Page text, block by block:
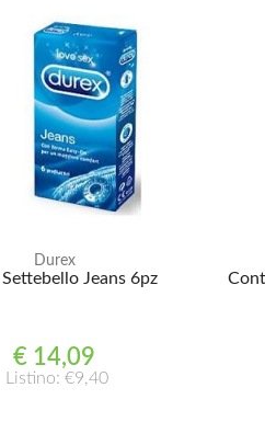
Durex
Jeans 6pz
€ 14,09
Listino: €9,40